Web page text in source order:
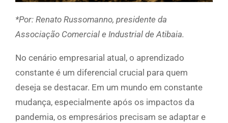
*Por: Renato Russomanno, presidente da
Associação Comercial e Industrial de Atibaia.
No cenário empresarial atual, o aprendizado
constante é um diferencial crucial para quem
deseja se destacar. Em um mundo em constante
mudança, especialmente após os impactos da
pandemia, os empresários precisam se adaptar e